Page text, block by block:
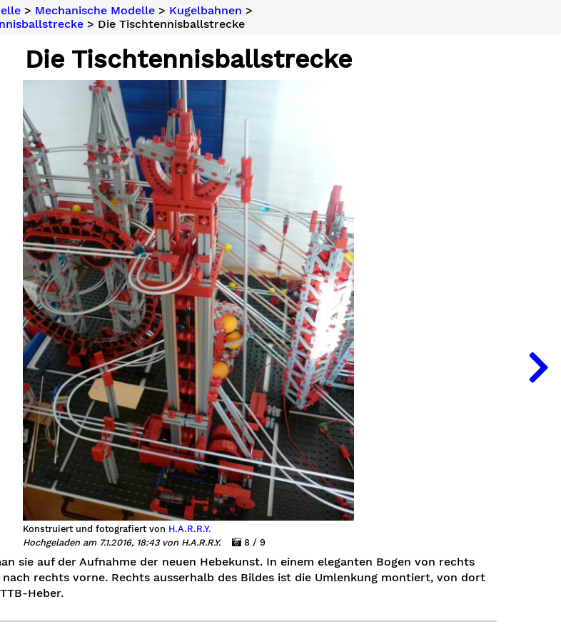
> Mechanische Modelle> Kugelbahnen >
> Die Tischtennisballstrecke
Die Tischtennisballstrecke
Konstruiert und fotografiert von H.A.R.R.Y.
Hochgeladen am 7.1.2016, 18:43 von H.A.R.R.Y.
8 / 9
sie auf der Aufnahme der neuen Hebekunst. In einem eleganten Bogen von rechts
rechts vorne. Rechts ausserhalb des Bildes ist die Umlenkung montiert, von dort
Heber.